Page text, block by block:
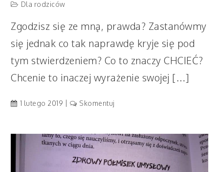
Dla rodziców
Zgodzisz się ze mną, prawda? Zastanówmy
się jednak co tak naprawdę kryje się pod
tym stwierdzeniem? Co to znaczy CHCIEĆ?
Chcenie to inaczej wyrażenie swojej […]
1 lutego 2019 Skomentuj
chcieć
uczyć